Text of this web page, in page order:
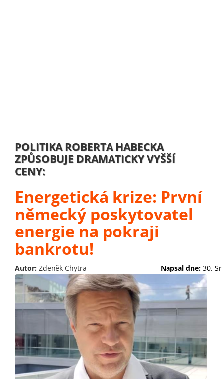
POLITIKA ROBERTA HABECKA
ZPŮSOBUJE DRAMATICKY VYŠŠÍ
CENY:
Energetická krize: První
německý poskytovatel
energie na pokraji
bankrotu!
Autor: Zdeněk Chytra Napsal dne: 30.